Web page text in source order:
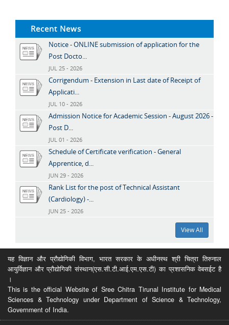
Recent News
Notice - ONLINE submission of application for the
Post Docto...
JUL 25 - 2026
Corrigendum - Extension in Last date of Receipt of
Applicati...
JUL 10 - 2026
Admission Notice for Academic Session - August 2026 -
Post D...
JUL 01 - 2026
Schedule of Certificate verification - General
Apprentice, d...
JUN 29 - 2026
Rank List for the post of Technical Assistant
(Cardiology) -...
JUN 25 - 2026
View All
यह विज्ञान और प्रौद्योगिकी विभाग, भारत सरकार के अधीनस्थ श्री चित्रा तिरुनाल
आयुर्विज्ञान और प्रौद्योगिकी संस्थान(एस.सी.टी.आई.एम.एस.टी) का प्रशासनिक वेबसईट है
।
This is the official Website of Sree Chitra Tirunal Institute for Medical
Sciences & Technology under Department of Science & Technology,
Government of India.